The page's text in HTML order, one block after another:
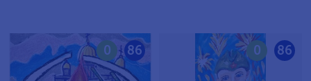
86
0 86
0